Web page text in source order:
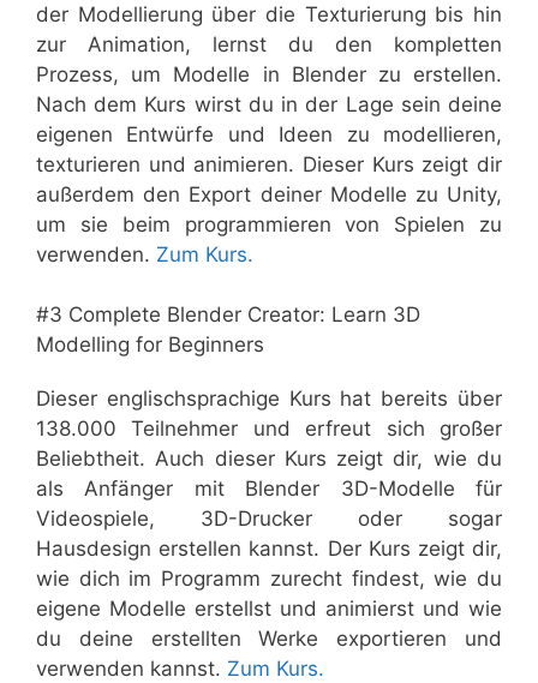
der Modellierung über die Texturierung bis hin
zur Animation, lernst du den kompletten
Prozess, um Modelle in Blender zu erstellen.
Nach dem Kurs wirst du in der Lage sein deine
eigenen Entwürfe und Ideen zu modellieren,
texturieren und animieren. Dieser Kurs zeigt dir
außerdem den Export deiner Modelle zu Unity,
um sie beim programmieren von Spielen zu
verwenden. Zum Kurs.
#3 Complete Blender Creator: Learn 3D
Modelling for Beginners
Dieser englischsprachige Kurs hat bereits über
138.000 Teilnehmer und erfreut sich großer
Beliebtheit. Auch dieser Kurs zeigt dir, wie du
als Anfänger mit Blender 3D-Modelle für
Videospiele, 3D-Drucker oder sogar
Hausdesign erstellen kannst. Der Kurs zeigt dir,
wie dich im Programm zurecht findest, wie du
eigene Modelle erstellst und animierst und wie
du deine erstellten Werke exportieren und
verwenden kannst. Zum Kurs.